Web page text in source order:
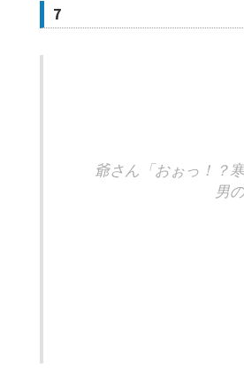
7
爺さん「おぉっ！？
男